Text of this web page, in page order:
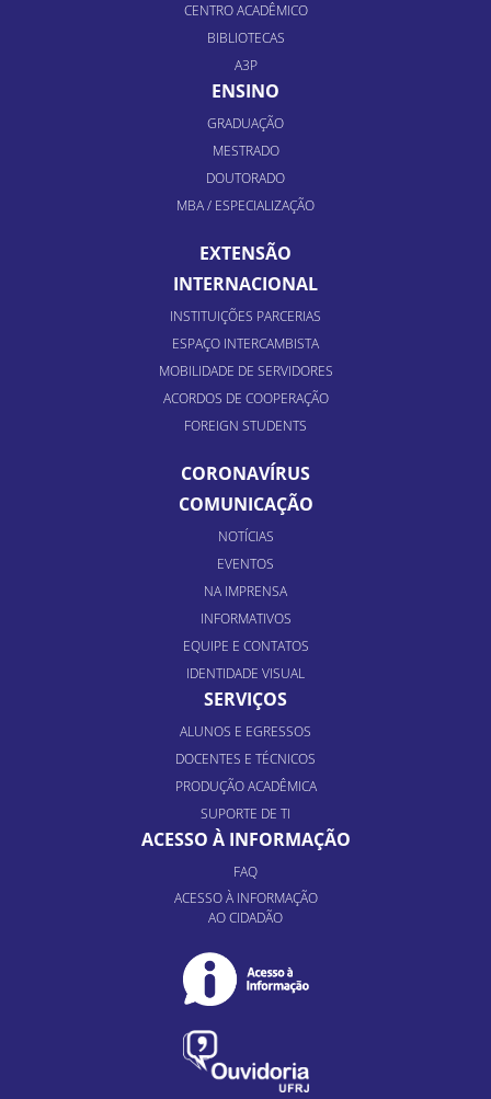
CENTRO ACADÊMICO
BIBLIOTECAS
A3P
ENSINO
GRADUAÇÃO
MESTRADO
DOUTORADO
MBA / ESPECIALIZAÇÃO
EXTENSÃO
INTERNACIONAL
INSTITUIÇÕES PARCERIAS
ESPAÇO INTERCAMBISTA
MOBILIDADE DE SERVIDORES
ACORDOS DE COOPERAÇÃO
FOREIGN STUDENTS
CORONAVÍRUS
COMUNICAÇÃO
NOTÍCIAS
EVENTOS
NA IMPRENSA
INFORMATIVOS
EQUIPE E CONTATOS
IDENTIDADE VISUAL
SERVIÇOS
ALUNOS E EGRESSOS
DOCENTES E TÉCNICOS
PRODUÇÃO ACADÊMICA
SUPORTE DE TI
ACESSO À INFORMAÇÃO
FAQ
ACESSO À INFORMAÇÃO
AO CIDADÃO